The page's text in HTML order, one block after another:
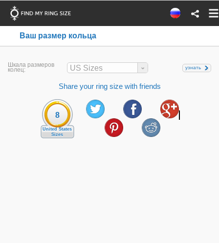
Ваш размер кольца
Шкала размеров
колец: US Sizes узнать
Share your ring size with friends
8
United States
Sizes